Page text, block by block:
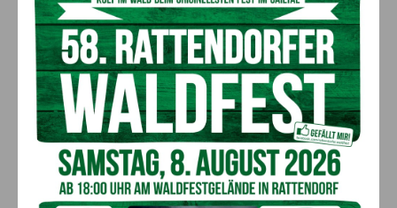
Musikschule Hermagor
Klassenzimmer“
AKTUELLES
„Sein Charakter bleibt unersetzbar“ –
Fußballverein nimmt Abschied
Aktuell 7. August 2026